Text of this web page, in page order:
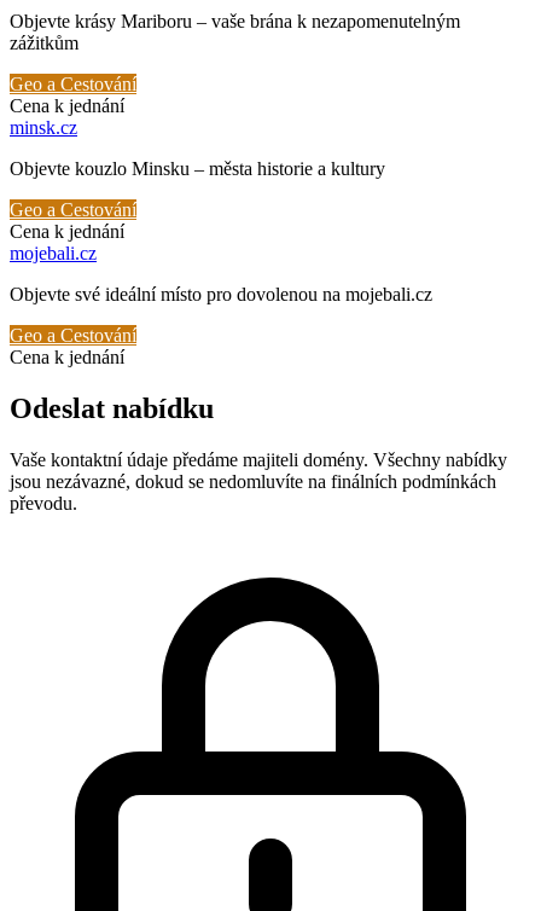
Objevte krásy Mariboru – vaše brána k nezapomenutelným
zážitkům
Geo a Cestování
Cena k jednání
minsk.cz
Objevte kouzlo Minsku – města historie a kultury
Geo a Cestování
Cena k jednání
mojebali.cz
Objevte své ideální místo pro dovolenou na mojebali.cz
Geo a Cestování
Cena k jednání
Odeslat nabídku
Vaše kontaktní údaje předáme majiteli domény. Všechny nabídky
jsou nezávazné, dokud se nedomluvíte na finálních podmínkách
převodu.